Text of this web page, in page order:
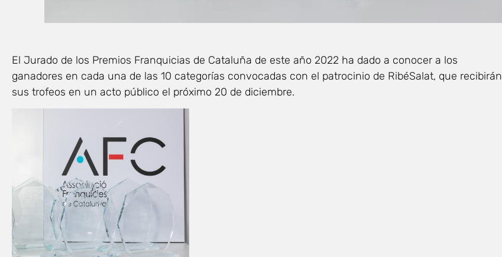
El Jurado de los Premios Franquicias de Cataluña de este año 2022 ha dado a conocer a los
ganadores en cada una de las 10 categorías convocadas con el patrocinio de RibéSalat, que recibirán
sus trofeos en un acto público el próximo 20 de diciembre.